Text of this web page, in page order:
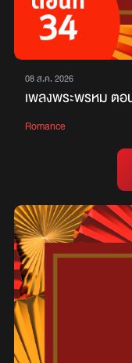
08 ส.ค. 2026
เพลงพระพรหม ต
Romance